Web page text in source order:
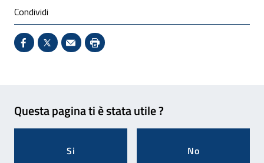
Condividi
Condividi su Facebook - Sito esterno - Apertura in
X - Sito esterno - Apertura in nuova finestra
Invio Mail: apre il programma di posta
Stampa pagina: scelta meno
Questa pagina ti è stata utile ?
Si No